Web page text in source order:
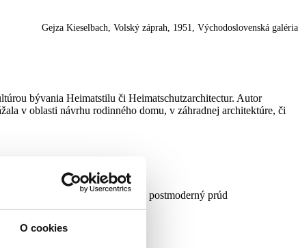
O cookies
Gejza Kieselbach, Volský záprah, 1951, Východoslovenská galéria
bývania Heimatstilu či Heimatschutzarchitectur. Autor
v oblasti návrhu rodinného domu, v záhradnej architektúre, či
maliarov, ktorí nadviazali na postmoderný prúd